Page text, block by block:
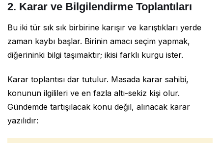
2. Karar ve Bilgilendirme Toplantıları
Bu iki tür sık sık birbirine karışır ve karıştıkları yerde
zaman kaybı başlar. Birinin amacı seçim yapmak,
diğerininki bilgi taşımaktır; ikisi farklı kurgu ister.
Karar toplantısı dar tutulur. Masada karar sahibi,
konunun ilgilileri ve en fazla altı-sekiz kişi olur.
Gündemde tartışılacak konu değil, alınacak karar
yazılıdır: